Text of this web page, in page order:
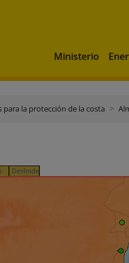
Ministerio
para la protección de la costa